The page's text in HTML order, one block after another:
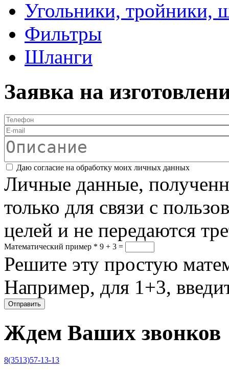
Угольники, тройники,
Фильтры
Шланги
Заявка на
Телефон
E-mail
Описание
Соглашение*
Даю согласие на обработку моих личных данных
Личные данные,
только для связи с
целей и не передаются
Математический пример * 9 + 3 =
Решите эту простую
Например, для 1+3,
Ждем Ваших звонков
8(3513)57-13-13